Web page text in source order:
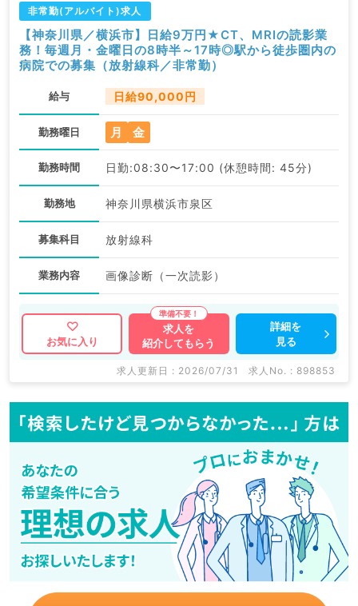
非常勤(アルバイト)求人
【神奈川県／横浜市】日給9万円★CT、MRIの読影業
務！毎週月・金曜日の8時半～17時◎駅から徒歩圏内の
病院での募集（放射線科／非常勤）
給与 日給90,000円
勤務曜日 月 金
勤務時間 日勤:08:30〜17:00 (休憩時間: 45分)
勤務地 神奈川県横浜市泉区
募集科目 放射線科
業務内容 画像診断（一次読影）
お気に入り
求人を
紹介してもらう
詳細を
見る
求人更新日 : 2026/07/31 求人No. : 898853